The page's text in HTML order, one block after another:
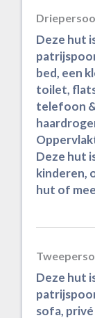
Deze hut
bed, een
toilet,
telefoon
Deze hut
kinderen,
hut of
Deze hut
sofa,